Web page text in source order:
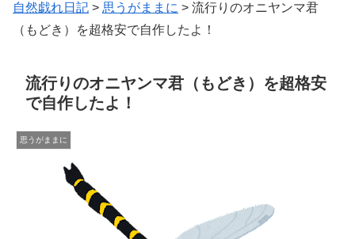
自然戯れ日記 > 思うがままに > 流行りのオニヤンマ君
（もどき）を超格安で自作したよ！
流行りのオニヤンマ君（もどき）を超格安
で自作したよ！
思うがままに